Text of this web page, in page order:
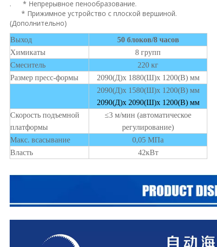
. * Непрерывное пенообразование.
* Прижимное устройство с плоской вершиной.
(Дополнительно)
Выход
50 блоков/8 часов
Химикаты
8 групп
Смеситель
220 кг
Размер пресс-формы
2090(Д)x 1880(Ш)x 1200(В) мм
2090(Д)x 1580(Ш)x 1200(В) мм
2090(Д)x 2090(Ш)x 1200(В) мм
Скорость подъемной
платформы
≤3 м/мин (автоматическое
регулирование)
Макс. всасывание
0,05 МПа
Власть
42кВт